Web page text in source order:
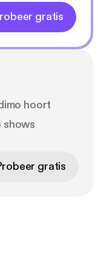
gratis
hoort
shows
gratis